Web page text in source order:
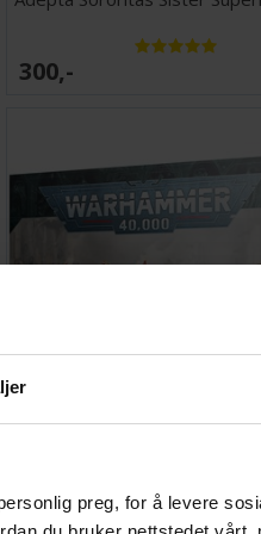
preg, for å levere
300,-